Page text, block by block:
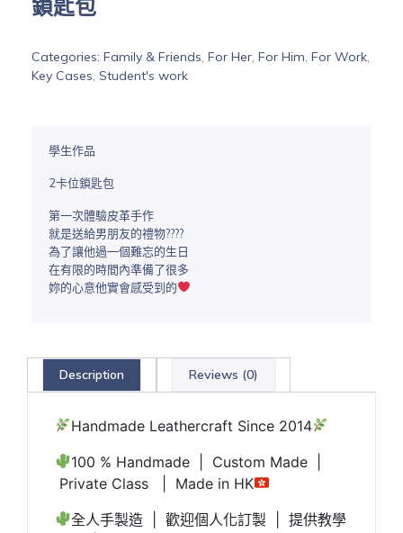
鎖匙包
Categories: Family & Friends, For Her, For Him, For Work,
Key Cases, Student's work
學生作品
2卡位鎖匙包
第一次體驗皮革手作
就是送給男朋友的禮物????
為了讓他過一個難忘的生日
在有限的時間內準備了很多
妳的心意他實會感受到的
Description Reviews (0)
Handmade Leathercraft Since 2014
100 % Handmade | Custom Made |
Private Class | Made in HK
全人手製造 | 歡迎個人化訂製 | 提供教學